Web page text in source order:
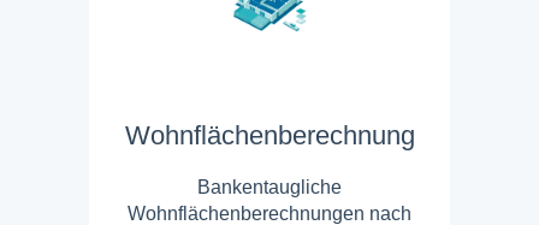
Wohnflächenberechnung
Bankentaugliche
Wohnflächenberechnungen nach